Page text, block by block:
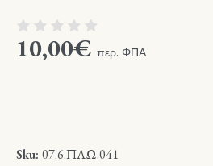
10,00€ περ. ΦΠΑ
Sku: 07.6.ΠΛΩ.041